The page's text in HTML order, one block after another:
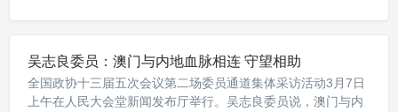
吴志良委员：澳门与内地血脉相连 守望相助
全国政协十三届五次会议第二场委员通道集体采访活动3月7日
上午在人民大会堂新闻发布厅举行。吴志良委员说，澳门与内